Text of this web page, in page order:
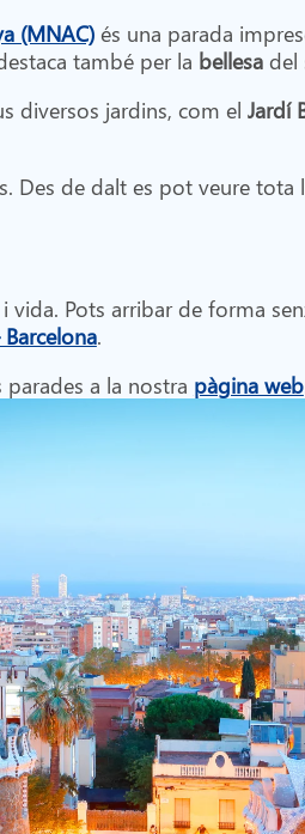
(MNAC)és una parada
també per la bellesa del
diversos jardins, com el Jardí
Des de dalt es pot veure
vida. Pots arribar de forma
.
a la nostra pàgina web